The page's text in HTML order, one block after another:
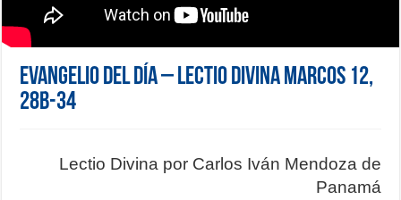
Evangelio del día – Lectio Divina Marcos 12,
28b-34
Lectio Divina por Carlos Iván Mendoza de
Panamá